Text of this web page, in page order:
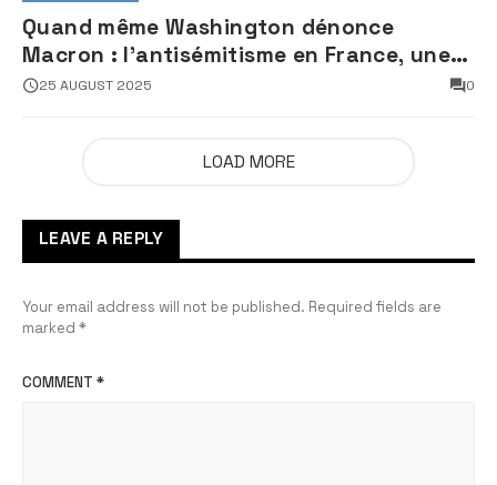
Quand même Washington dénonce
Macron : l’antisémitisme en France, une
faillite d’État
25 AUGUST 2025 0
LOAD MORE
LEAVE A REPLY
Your email address will not be published. Required fields are
marked *
COMMENT *